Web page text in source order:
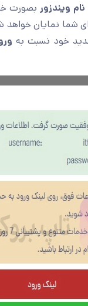
ویندزوربصورت
شما نمایان خواهد
خود نسبت به